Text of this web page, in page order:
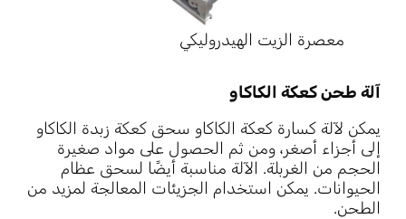
معصرة الزيت الهيدروليكي
آلة طحن كعكة الكاكاو
يمكن لآلة كسارة كعكة الكاكاو سحق كعكة زبدة الكاكاو
إلى أجزاء أصغر، ومن ثم الحصول على مواد صغيرة
الحجم من الغربلة. الآلة مناسبة أيضًا لسحق عظام
الحيوانات. يمكن استخدام الجزيئات المعالجة لمزيد من
الطحن.